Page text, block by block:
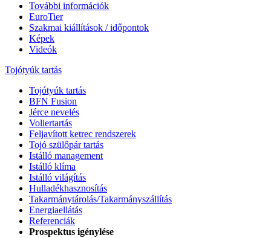
További információk
EuroTier
Szakmai kiállítások / időpontok
Képek
Videók
Tojótyúk tartás
Tojótyúk tartás
BFN Fusion
Jérce nevelés
Voliertartás
Feljavított ketrec rendszerek
Tojó szülőpár tartás
Istálló management
Istálló klíma
Istálló világítás
Hulladékhasznosítás
Takarmánytárolás/Takarmányszállítás
Energiaellátás
Referenciák
Prospektus igénylése